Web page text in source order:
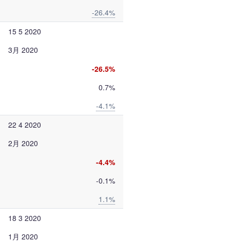
-26.4%
15 5 2020
3月 2020
-26.5%
0.7%
-4.1%
22 4 2020
2月 2020
-4.4%
-0.1%
1.1%
18 3 2020
1月 2020